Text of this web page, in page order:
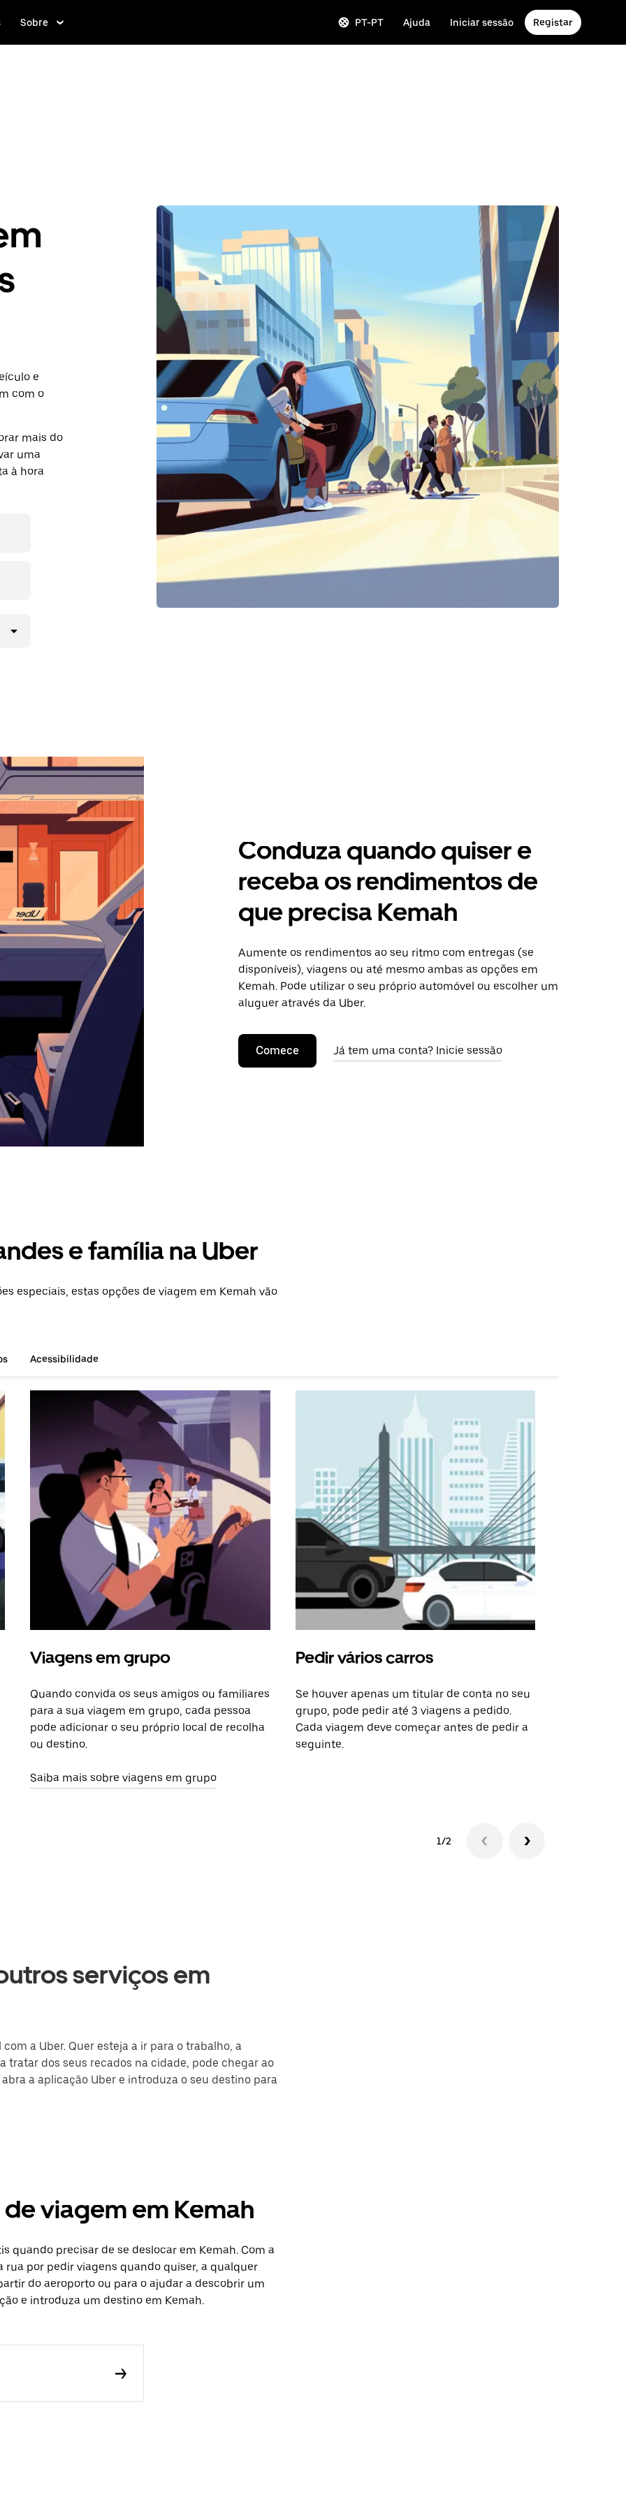
Sobre PT-PT Ajuda Iniciar sessão Registar
e
com o
mais do
uma
à hora
Conduza quando quiser e
receba os rendimentos de
que precisa Kemah
Aumente os rendimentos ao seu ritmo com entregas (se
disponíveis), viagens ou até mesmo ambas as opções em
Kemah. Pode utilizar o seu próprio automóvel ou escolher um
aluguer através da Uber.
Comece Já tem uma conta? Inicie sessão
e família na Uber
especiais, estas opções de viagem em Kemah vão
Acessibilidade
Viagens em grupo
Quando convida os seus amigos ou familiares
para a sua viagem em grupo, cada pessoa
pode adicionar o seu próprio local de recolha
ou destino.
Saiba mais sobre viagens em grupo
Pedir vários carros
Se houver apenas um titular de conta no seu
grupo, pode pedir até 3 viagens a pedido.
Cada viagem deve começar antes de pedir a
seguinte.
1/2
serviços em
a Uber. Quer esteja a ir para o trabalho, a
dos seus recados na cidade, pode chegar ao
a aplicação Uber e introduza o seu destino para
viagem em Kemah
quando precisar de se deslocar em Kemah. Com a
por pedir viagens quando quiser, a qualquer
do aeroporto ou para o ajudar a descobrir um
e introduza um destino em Kemah.